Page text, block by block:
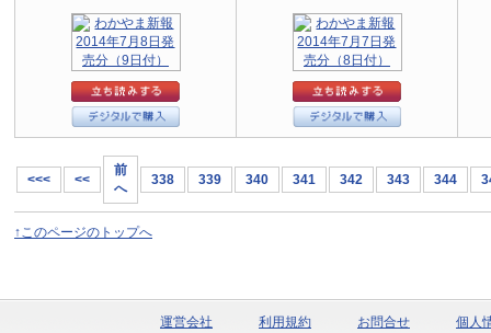
<<< <<
前
へ
338 339 340 341 342 343 344
↑このページのトップへ
運営会社 利用規約 お問合せ 個人